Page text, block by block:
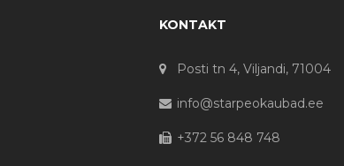
KONTAKT
Posti tn 4, Viljandi, 71004
info@starpeokaubad.ee
+372 56 848 748